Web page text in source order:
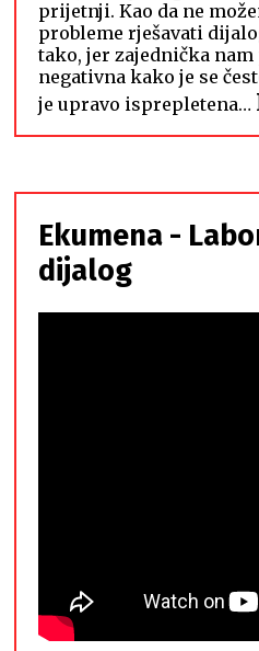
prijetnji. Kao da ne
probleme rješavati
tako, jer zajednička
negativna kako je se
je upravo isprepletena…
Ekumena -
dijalog